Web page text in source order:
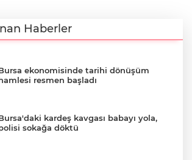
Haberler
ekonomisinde tarihi dönüşüm
resmen başladı
kardeş kavgası babayı yola,
sokağa döktü